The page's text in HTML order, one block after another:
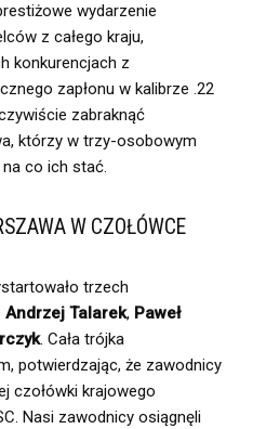
wydarzenie
z całego kraju,
konkurencjach z
zapłonu w kalibrze .22
zabraknąć
którzy w trzy-osobowym
na co ich stać.
W CZOŁÓWCE
trzech
Andrzej Talarek, Paweł
. Cała trójka
potwierdzając, że zawodnicy
czołówki krajowego
Nasi zawodnicy osiągnęli